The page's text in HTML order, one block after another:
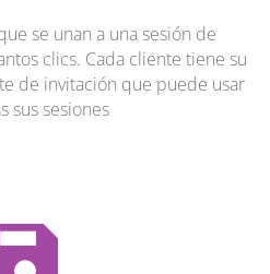
se unan a una sesión de
clics. Cada cliente tiene su
de invitación que puede usar
sus sesiones